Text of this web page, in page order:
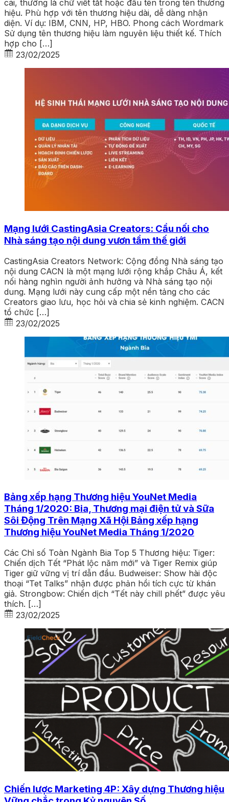
cái, thường là chữ viết tắt hoặc đầu tên trong tên thương
hiệu. Phù hợp với tên thương hiệu dài, dễ dàng nhận
diện. Ví dụ: IBM, CNN, HP, HBO. Phong cách Wordmark
Sử dụng tên thương hiệu làm nguyên liệu thiết kế. Thích
hợp cho […]
23/02/2025
Mạng lưới CastingAsia Creators: Cầu nối cho
Nhà sáng tạo nội dung vươn tầm thế giới
CastingAsia Creators Network: Cộng đồng Nhà sáng tạo
nội dung CACN là một mạng lưới rộng khắp Châu Á, kết
nối hàng nghìn người ảnh hưởng và Nhà sáng tạo nội
dung. Mạng lưới này cung cấp một nền tảng cho các
Creators giao lưu, học hỏi và chia sẻ kinh nghiệm. CACN
tổ chức […]
23/02/2025
Bảng xếp hạng Thương hiệu YouNet Media
Tháng 1/2020: Bia, Thương mại điện tử và Sữa
Sôi Động Trên Mạng Xã Hội Bảng xếp hạng
Thương hiệu YouNet Media Tháng 1/2020
Các Chỉ số Toàn Ngành Bia Top 5 Thương hiệu: Tiger:
Chiến dịch Tết “Phát lộc năm mới” và Tiger Remix giúp
Tiger giữ vững vị trí dẫn đầu. Budweiser: Show hài độc
thoại “Tet Talks” nhận được phản hồi tích cực từ khán
giả. Strongbow: Chiến dịch “Tết này chill phết” được yêu
thích. […]
23/02/2025
Chiến lược Marketing 4P: Xây dựng Thương hiệu